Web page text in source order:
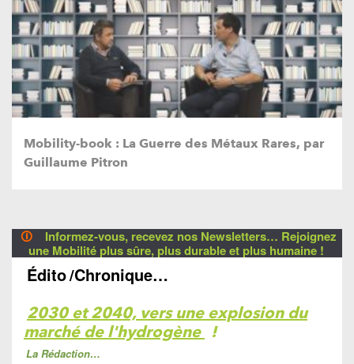
Mobility-book : La Guerre des Métaux Rares, par
Guillaume Pitron
🛈
Informez-vous, recevez nos Newsletters… Rejoignez
une Mobilité plus sûre, plus durable et plus humaine !
Édito/Chronique…
2030 et 2040, vers une explosion du
marché de l'hydrogène !
La Rédaction…